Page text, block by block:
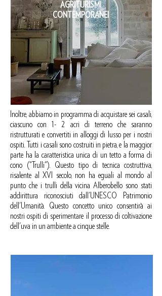
AGRITURISMI
CONTEMPORANEI
Inoltre, abbiamo in programma di acquistare sei casali,
ciascuno con 1- 2 acri di terreno che saranno
ristrutturati e convertiti in alloggi di lusso per i nostri
ospiti. Tutti i casali sono costruiti in pietra, e la maggior
parte ha la caratteristica unica di un tetto a forma di
cono ("Trulli"). Questo tipo di tecnica costruttiva,
risalente al XVI secolo, non ha eguali al mondo al
punto che i trulli della vicina Alberobello sono stati
addirittura riconosciuti dall'UNESCO Patrimonio
dell'Umanità. Questo concetto unico consentirà ai
nostri ospiti di sperimentare il processo di coltivazione
dell'uva in un ambiente a cinque stelle.